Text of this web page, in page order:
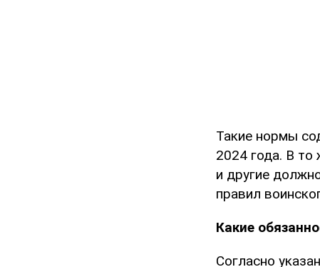
Такие нормы
2024 года. В то
и другие
правил
Какие
Согласно